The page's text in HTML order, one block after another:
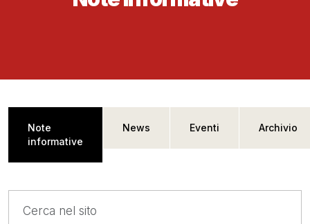
Note
informative
News Eventi Archivio